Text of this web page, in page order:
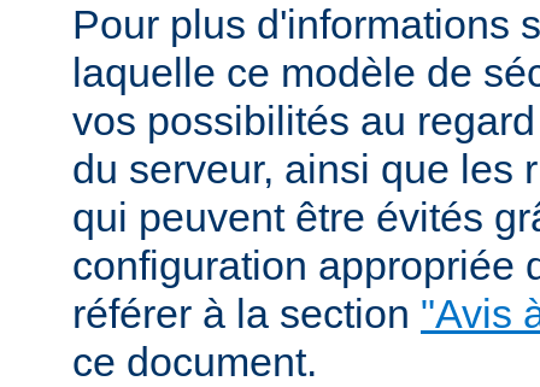
Pour plus d'informations
laquelle ce modèle de
vos possibilités au
du serveur, ainsi que les
qui peuvent être évités
configuration appropriée
référer à la section "Avis
ce document.